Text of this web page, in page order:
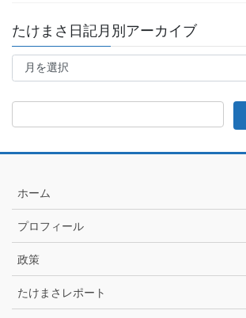
たけまさ日記月別アーカイブ
た
さ
月
カ
ブ
ホーム
プロフィール
政策
たけまさレポート